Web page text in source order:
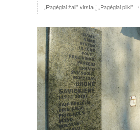
„Pagėgiai žali” virsta į „Pagėgiai pilki” /